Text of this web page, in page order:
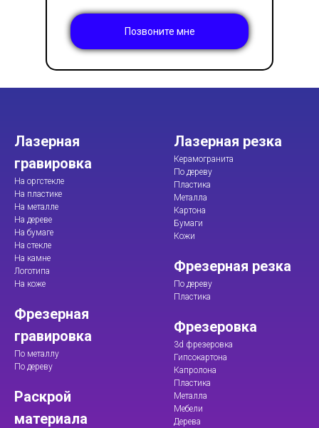
Позвоните мне
Лазерная
гравировка
На оргстекле
На пластике
На металле
На дереве
На бумаге
На стекле
На камне
Логотипа
На коже
Фрезерная
гравировка
По металлу
По дереву
Раскрой
материала
Лазерная резка
Керамогранита
По дереву
Пластика
Металла
Картона
Бумаги
Кожи
Фрезерная резка
По дереву
Пластика
Фрезеровка
3d фрезеровка
Гипсокартона
Капролона
Пластика
Металла
Мебели
Дерева